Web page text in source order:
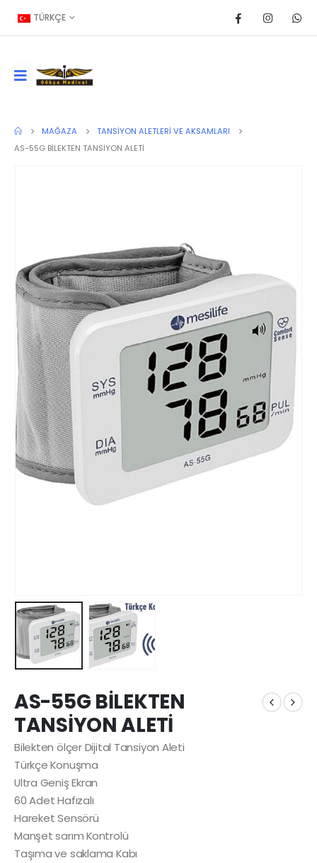
TÜRKÇE
MAĞAZA
TANSIYON ALETLERI VE AKSAMLARI
AS-55G BİLEKTEN TANSİYON ALETİ
AS-55G BİLEKTEN
TANSİYON ALETİ
Bilekten ölçer Dijital Tansiyon Aleti
Türkçe Konuşma
Ultra Geniş Ekran
60 Adet Hafızalı
Hareket Sensörü
Manşet sarım Kontrolü
Taşıma ve saklama Kabı